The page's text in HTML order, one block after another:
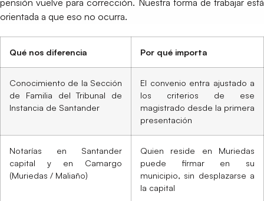
orientada a que eso no ocurra.
Qué nos diferencia Por qué importa
Conocimiento de la Sección
de Familia del Tribunal de
Instancia de Santander
El convenio entra ajustado a
los criterios de ese
magistrado desde la primera
presentación
Notarías en Santander
capital y en Camargo
(Muriedas / Maliaño)
Quien reside en Muriedas
puede firmar en su
municipio, sin desplazarse a
la capital